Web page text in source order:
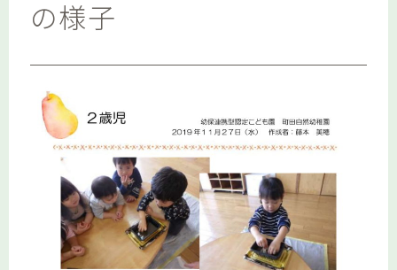
の様子